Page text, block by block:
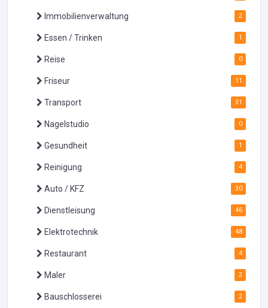
Immobilienverwaltung 2
Essen / Trinken 1
Reise 0
Friseur 11
Transport 31
Nagelstudio 0
Gesundheit 1
Reinigung 4
Auto / KFZ 30
Dienstleisung 46
Elektrotechnik 48
Restaurant 4
Maler 2
Bauschlosserei 2